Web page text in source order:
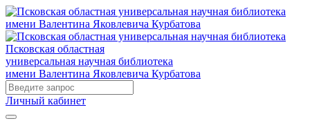
Псковская областная
универсальная научная библиотека
имени Валентина Яковлевича Курбатова
Личный кабинет